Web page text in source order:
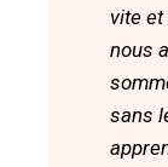
vite et
nous
sans